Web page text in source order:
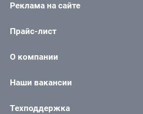
Реклама на сайте
Прайс-лист
О компании
Наши вакансии
Техподдержка